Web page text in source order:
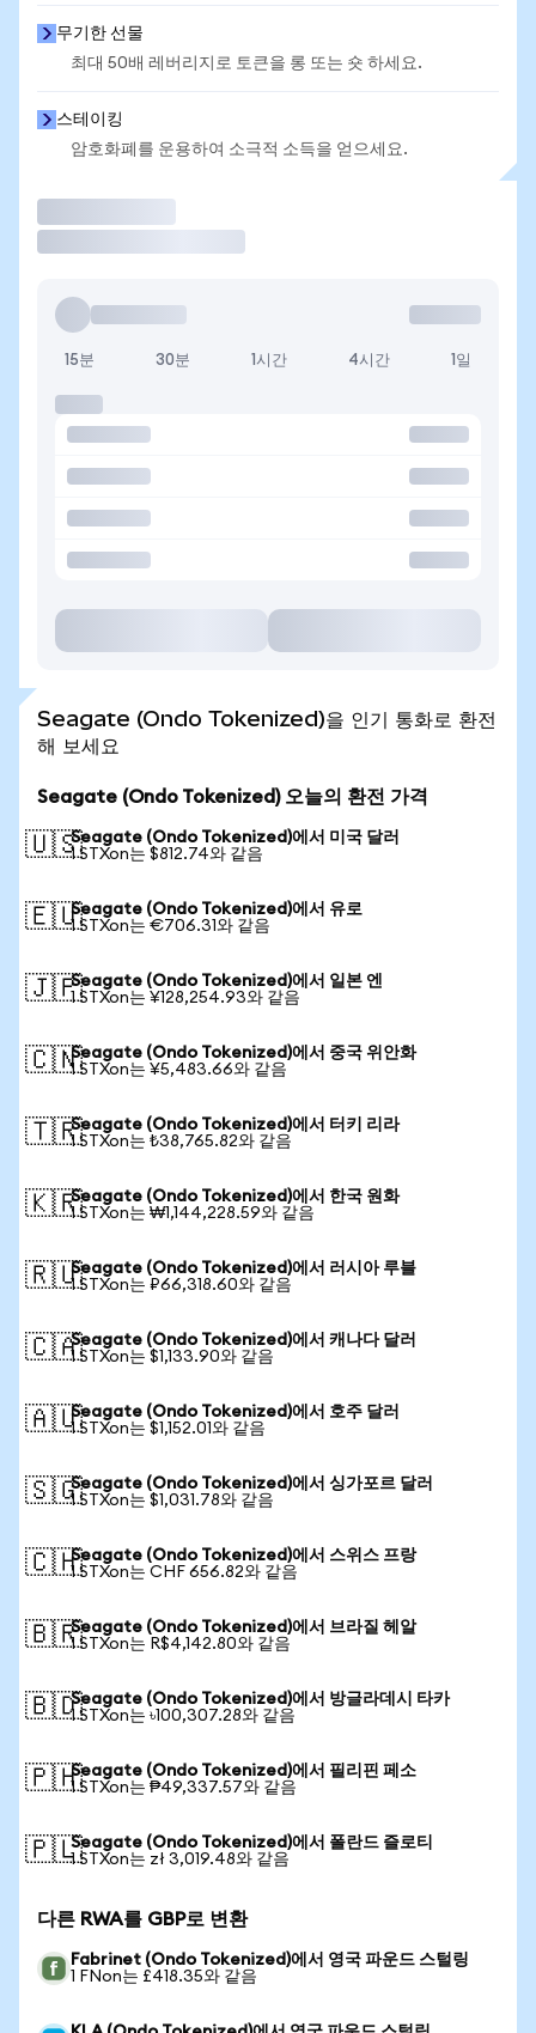
무기한 선물
최대 50배 레버리지로 토큰을 롱 또는 숏 하세요.
스테이킹
암호화폐를 운용하여 소극적 소득을 얻으세요.
15분 30분 1시간 4시간 1일
Seagate (Ondo Tokenized)을 인기 통화로 환전
해 보세요
Seagate (Ondo Tokenized) 오늘의 환전 가격
🇺🇸Seagate (Ondo Tokenized)에서 미국 달러
1 STXon는 $812.74와 같음
🇪🇺Seagate (Ondo Tokenized)에서 유로
1 STXon는 €706.31와 같음
🇯🇵Seagate (Ondo Tokenized)에서 일본 엔
1 STXon는 ¥128,254.93와 같음
🇨🇳Seagate (Ondo Tokenized)에서 중국 위안화
1 STXon는 ¥5,483.66와 같음
🇹🇷Seagate (Ondo Tokenized)에서 터키 리라
1 STXon는 ₺38,765.82와 같음
🇰🇷Seagate (Ondo Tokenized)에서 한국 원화
1 STXon는 ₩1,144,228.59와 같음
🇷🇺Seagate (Ondo Tokenized)에서 러시아 루블
1 STXon는 ₽66,318.60와 같음
🇨🇦Seagate (Ondo Tokenized)에서 캐나다 달러
1 STXon는 $1,133.90와 같음
🇦🇺Seagate (Ondo Tokenized)에서 호주 달러
1 STXon는 $1,152.01와 같음
🇸🇬Seagate (Ondo Tokenized)에서 싱가포르 달러
1 STXon는 $1,031.78와 같음
🇨🇭Seagate (Ondo Tokenized)에서 스위스 프랑
1 STXon는 CHF 656.82와 같음
🇧🇷Seagate (Ondo Tokenized)에서 브라질 헤알
1 STXon는 R$4,142.80와 같음
🇧🇩Seagate (Ondo Tokenized)에서 방글라데시 타카
1 STXon는 ৳100,307.28와 같음
🇵🇭Seagate (Ondo Tokenized)에서 필리핀 페소
1 STXon는 ₱49,337.57와 같음
🇵🇱Seagate (Ondo Tokenized)에서 폴란드 즐로티
1 STXon는 zł 3,019.48와 같음
다른 RWA를 GBP로 변환
Fabrinet (Ondo Tokenized)에서 영국 파운드 스털링
1 FNon는 £418.35와 같음